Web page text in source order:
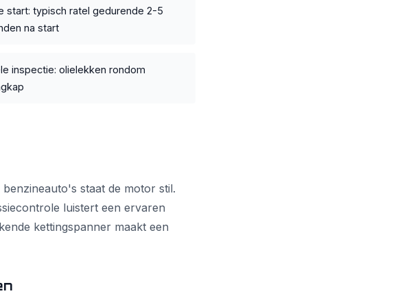
start: typisch ratel gedurende 2-5
na start
inspectie: olielekken rondom
staat de motor stil.
luistert een ervaren
kettingspanner maakt een